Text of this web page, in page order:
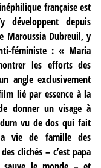
française est
développent depuis
Maroussia Dubreuil, y
féministe : « Maria
les efforts des
angle exclusivement
lié par essence à la
donner un visage à
vu de dos qui fait
vie de famille des
clichés – c’est papa